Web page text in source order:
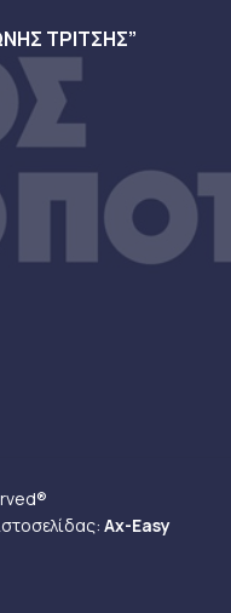
ΤΡΙΤΣΗΣ”
Ax-Easy